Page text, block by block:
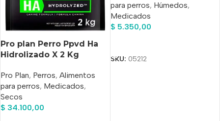
Pro plan Perro Ppvd Ha
Hidrolizado X 2 Kg
Pro Plan, Perros, Alimentos
para perros, Medicados,
Secos
$ 34.100,00
para perros, Húmedos,
Medicados
$ 5.350,00
SKU: 05212